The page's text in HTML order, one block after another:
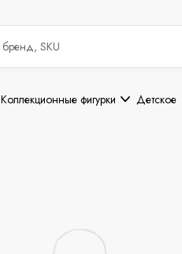
Коллекционные фигурки Детское